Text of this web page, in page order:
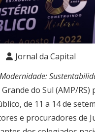
Jornal da Capital
do Sul (AMP/
de 11 a 14 de
e procuradores de